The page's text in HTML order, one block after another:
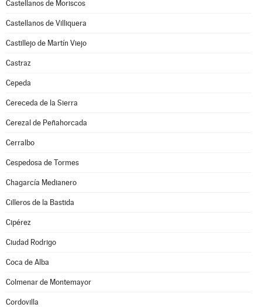
Castellanos de Moriscos
Castellanos de Villiquera
Castillejo de Martín Viejo
Castraz
Cepeda
Cereceda de la Sierra
Cerezal de Peñahorcada
Cerralbo
Cespedosa de Tormes
Chagarcía Medianero
Cilleros de la Bastida
Cipérez
Ciudad Rodrigo
Coca de Alba
Colmenar de Montemayor
Cordovilla